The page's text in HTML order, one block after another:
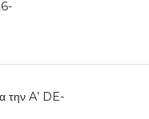
την A’ DE-